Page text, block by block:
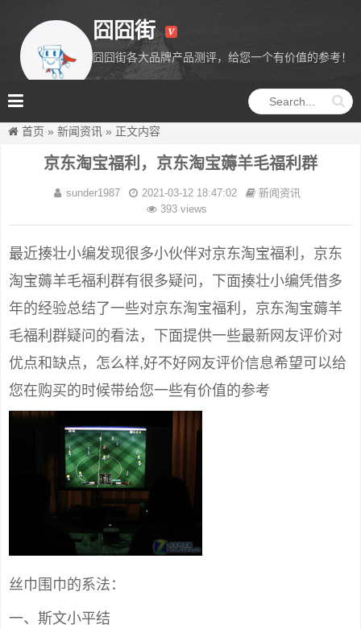
囧囧街
囧囧街各大品牌产品测评，给您一个有价值的参考！
首页 » 新闻资讯 » 正文内容
京东淘宝福利，京东淘宝薅羊毛福利群
sunder1987 2021-03-12 18:47:02
新闻资讯
393 views
最近揍壮小编发现很多小伙伴对京东淘宝福利，京东
淘宝薅羊毛福利群有很多疑问，下面揍壮小编凭借多
年的经验总结了一些对京东淘宝福利，京东淘宝薅羊
毛福利群疑问的看法，下面提供一些最新网友评价对
优点和缺点，怎么样,好不好网友评价信息希望可以给
您在购买的时候带给您一些有价值的参考
丝巾围巾的系法：
一、斯文小平结